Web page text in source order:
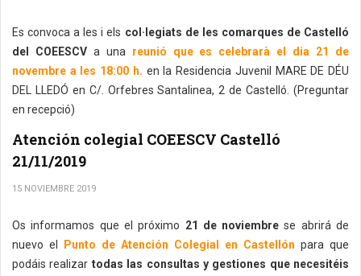
Es convoca a les i els col·legiats de les comarques de Castelló
del COEESCV a una reunió que es celebrarà el dia 21 de
novembre a les 18:00 h. en la Residencia Juvenil MARE DE DÉU
DEL LLEDÓ en C/. Orfebres Santalinea, 2 de Castelló. (Preguntar
en recepció)
Atención colegial COEESCV Castelló
21/11/2019
15 NOVIEMBRE 2019
Os informamos que el próximo 21 de noviembrese abrirá de
nuevo el
Punto de Atención Colegial en Castellón para que
podáis realizar todas las consultas y gestiones que necesitéis